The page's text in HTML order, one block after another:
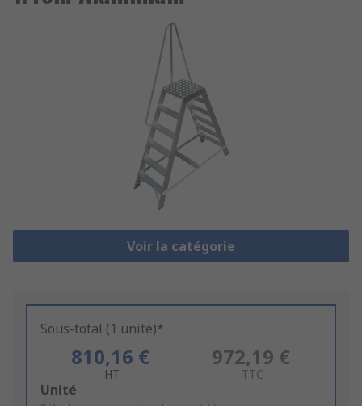
Voir la catégorie
Sous-total (1 unité)*
810,16 €
HT
972,19 €
TTC
Add
Unité